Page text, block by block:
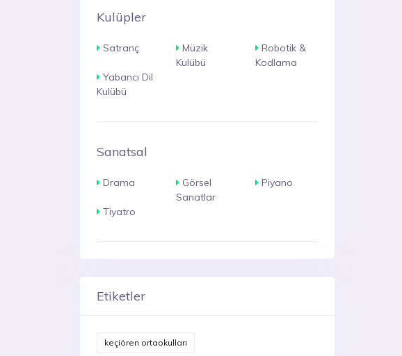
Kulüpler
Satranç
Müzik
Kulübü
Robotik &
Kodlama
Yabancı Dil
Kulübü
Sanatsal
Drama
Görsel
Sanatlar
Piyano
Tiyatro
Etiketler
keçiören ortaokulları